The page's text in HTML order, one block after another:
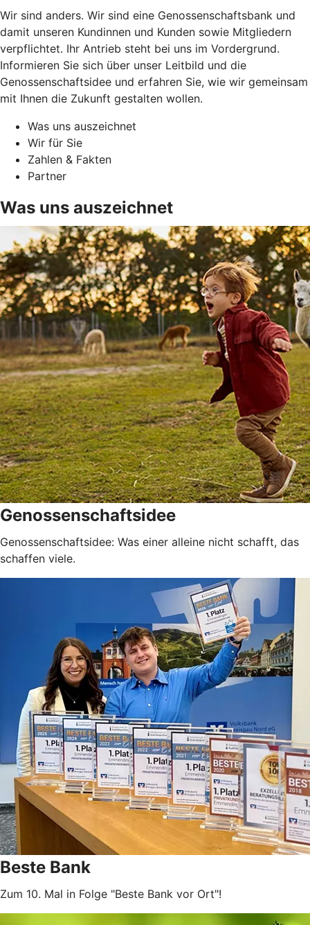
Wir sind anders. Wir sind eine Genossenschaftsbank und
damit unseren Kundinnen und Kunden sowie Mitgliedern
verpflichtet. Ihr Antrieb steht bei uns im Vordergrund.
Informieren Sie sich über unser Leitbild und die
Genossenschaftsidee und erfahren Sie, wie wir gemeinsam
mit Ihnen die Zukunft gestalten wollen.
Was uns auszeichnet
Wir für Sie
Zahlen & Fakten
Partner
Was uns auszeichnet
Genossenschaftsidee
Genossenschaftsidee: Was einer alleine nicht schafft, das
schaffen viele.
Beste Bank
Zum 10. Mal in Folge "Beste Bank vor Ort"!